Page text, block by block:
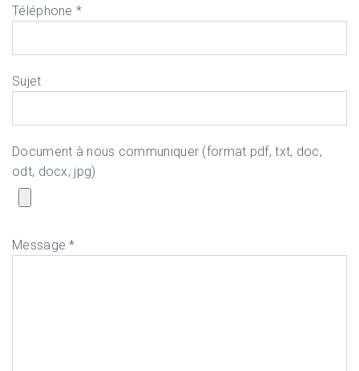
Téléphone *
Sujet
Document à nous communiquer (format pdf, txt, doc,
odt, docx, jpg)
Message *